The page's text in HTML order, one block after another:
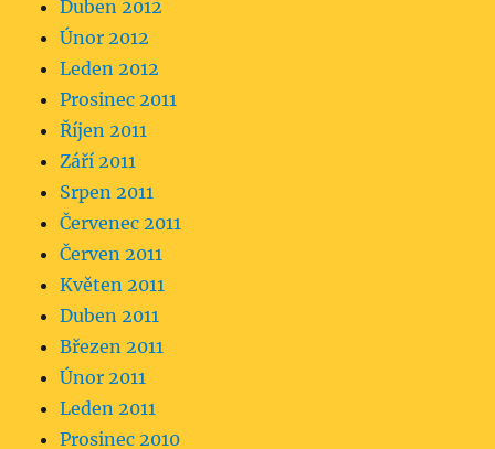
Duben 2012
Únor 2012
Leden 2012
Prosinec 2011
Říjen 2011
Září 2011
Srpen 2011
Červenec 2011
Červen 2011
Květen 2011
Duben 2011
Březen 2011
Únor 2011
Leden 2011
Prosinec 2010